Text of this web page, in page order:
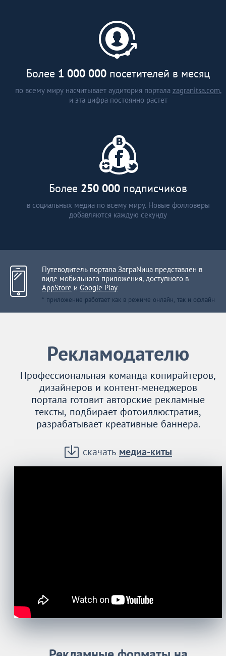
аналитические статьи
интервью с экспертами
Более 1 000 000 посетителей в месяц
по всему миру насчитывает аудитория портала zagranitsa.com,
и эта цифра постоянно растет
Более 250 000 подписчиков
в социальных медиа по всему миру. Новые фолловеры
добавляются каждую секунду
Путеводитель портала ЗаграNица представлен в
виде мобильного приложения, доступного в
AppStore и Google Play
* приложение работает как в режиме онлайн, так и офлайн
Рекламодателю
Профессиональная команда копирайтеров,
дизайнеров и контент-менеджеров
портала готовит авторские рекламные
тексты, подбирает фотоиллюстратив,
разрабатывает креативные баннера.
скачать медиа-киты